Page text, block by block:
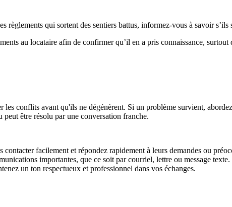
règlements qui sortent des sentiers battus, informez-vous à savoir s’ils
au locataire afin de confirmer qu’il en a pris connaissance,
conflits avant qu'ils ne dégénèrent. Si un problème survient,
être résolu par une conversation franche.
facilement et répondez rapidement à leurs demandes ou
importantes, que ce soit par courriel, lettre ou message
un ton respectueux et professionnel dans vos échanges.